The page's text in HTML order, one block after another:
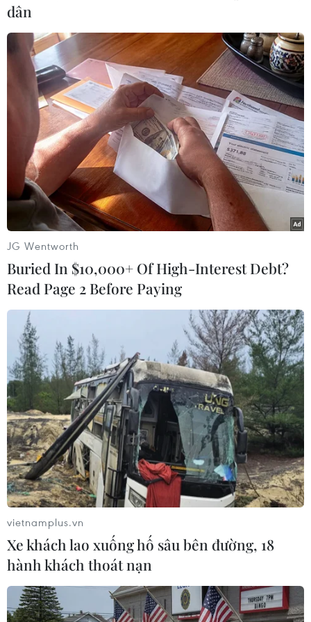
#hong kong
#Lâm Trịnh Nguyệt Nga
Hongkong
Theo dõi VietnamPlus
TIN LIÊN QUAN
dân
JG Wentworth
Buried In $10,000+ Of High-Interest Debt?
Read Page 2 Before Paying
vietnamplus.vn
Xe khách lao xuống hố sâu bên đường, 18
hành khách thoát nạn